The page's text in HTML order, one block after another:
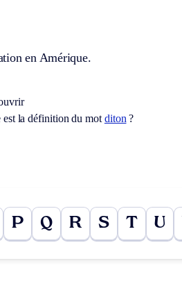
en Amérique.
est la définition du mot diton ?
P Q R S T U